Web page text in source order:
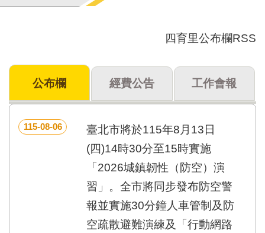
市
牌
檢
系
四育里公布欄RSS
公布欄 經費公告 工作會報
115-08-06
臺北市將於115年8月13日
(四)14時30分至15時實施
「2026城鎮韌性（防空）演
習」。全市將同步發布防空警
報並實施30分鐘人車管制及防
空疏散避難演練及「行動網路